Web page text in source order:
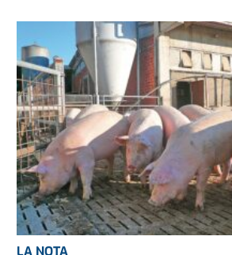
LA NOTA